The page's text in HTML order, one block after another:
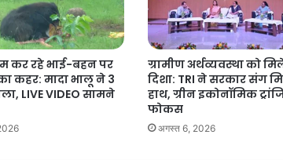
कर रहे भाई-बहन पर
कहर: मादा भालू ने 3
LIVE VIDEO सामने
ग्रामीण अर्थव्यवस्था को
दिशा: TRI ने सरकार संग
हाथ, ग्रीन इकोनॉमिक
फोकस
अगस्त 6, 2026